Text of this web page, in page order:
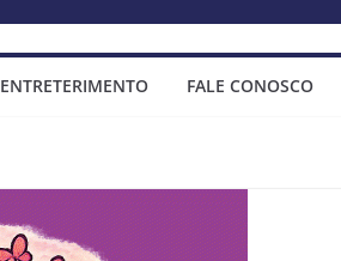
ENTRETERIMENTO FALE CONOSCO